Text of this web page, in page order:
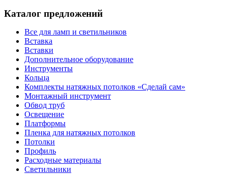
Каталог предложений
Все для ламп и светильников
Вставка
Вставки
Дополнительное оборудование
Инструменты
Кольца
Комплекты натяжных потолков «Сделай сам»
Монтажный инструмент
Обвод труб
Освещение
Платформы
Пленка для натяжных потолков
Потолки
Профиль
Расходные материалы
Светильники